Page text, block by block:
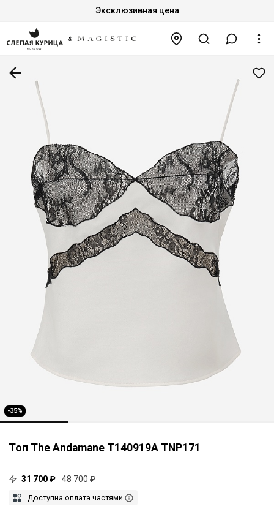
Эксклюзивная цена
-35%
Топ The Andamane T140919A TNP171
31 700 ₽ 48 700 ₽
Доступна оплата частями